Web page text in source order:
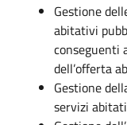
Gestione
abitativi
conseguenti
dell’offerta
Gestione
servizi